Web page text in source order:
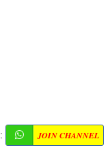
: JOIN CHANNEL